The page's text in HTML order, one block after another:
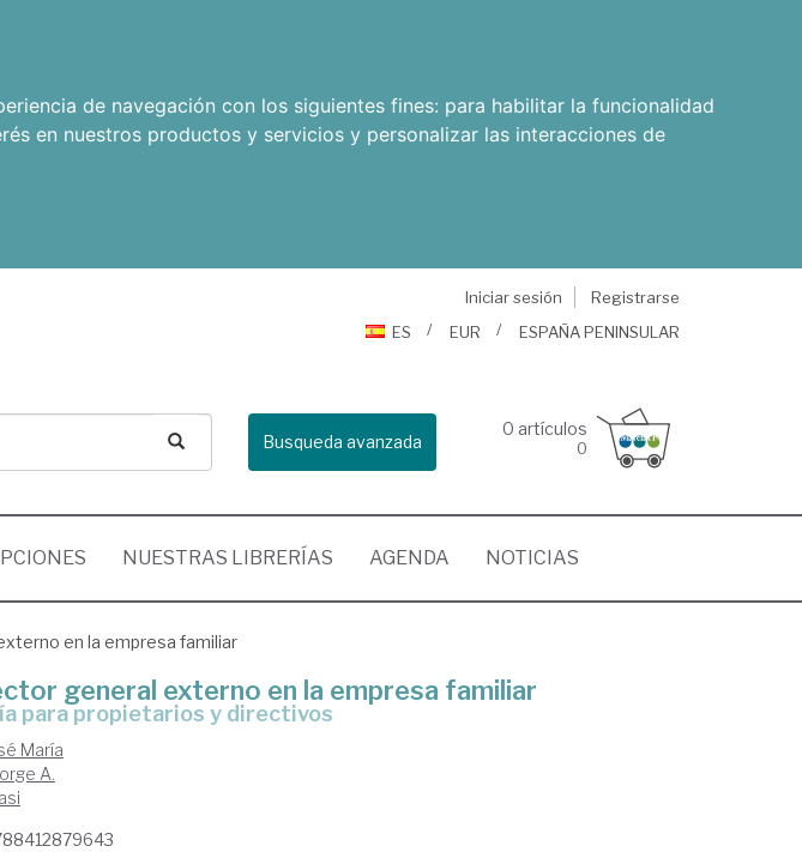
de navegación con los siguientes fines: para habilitar la funcionalidad
en nuestros productos y servicios y personalizar las interacciones de
Iniciar sesión
Registrarse
ES
EUR ESPAÑA PENINSULAR
Busqueda avanzada
0 artículos
0
NUESTRAS LIBRERÍAS AGENDA NOTICIAS
en la empresa familiar
general externo en la empresa familiar
para propietarios y directivos
María
A.